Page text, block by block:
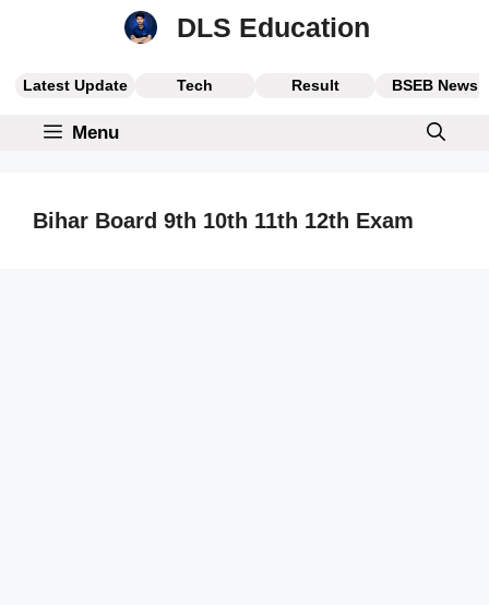
DLS Education
Latest Update Tech Result BSEB News
Menu
Bihar Board 9th 10th 11th 12th Exam